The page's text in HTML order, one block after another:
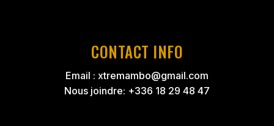
CONTACT INFO
Email : xtremambo@gmail.com
Nous joindre: +336 18 29 48 47